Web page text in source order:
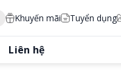
Khuyến mãi Tuyển dụng
Liên hệ